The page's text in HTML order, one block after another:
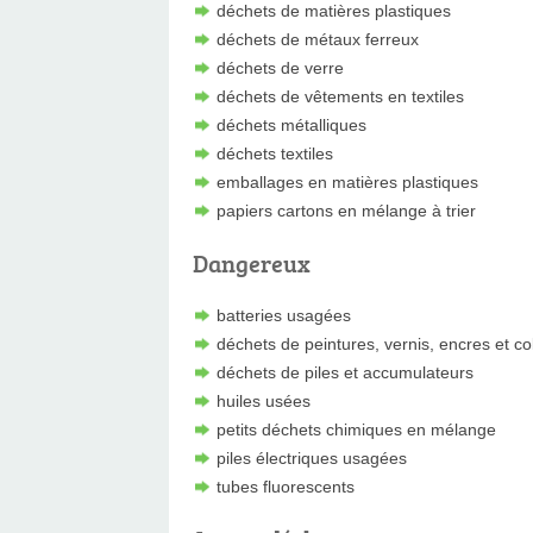
déchets de matières plastiques
déchets de métaux ferreux
déchets de verre
déchets de vêtements en textiles
déchets métalliques
déchets textiles
emballages en matières plastiques
papiers cartons en mélange à trier
Dangereux
batteries usagées
déchets de peintures, vernis, encres et
déchets de piles et accumulateurs
huiles usées
petits déchets chimiques en mélange
piles électriques usagées
tubes fluorescents